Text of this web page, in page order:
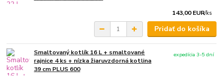
143,00 EUR/ks
Pridať do košíka
Smaltovaný kotlík 16 L + smaltované
rajnice 4 ks + nízka žiaruvzdorná kotlina
39 cm PLUS 600
expedícia 3-5 dní